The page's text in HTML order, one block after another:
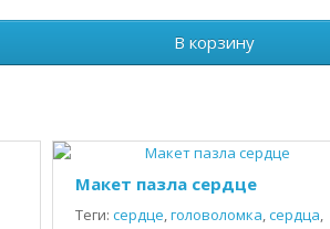
В корзину
Макет пазла сердце
Теги: сердце,головоломка,сердца,